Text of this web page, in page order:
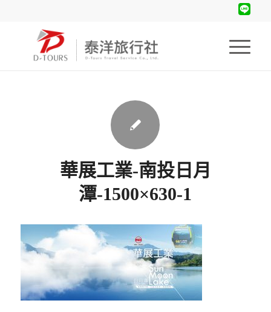
華展工業-南投日月
潭-1500×630-1